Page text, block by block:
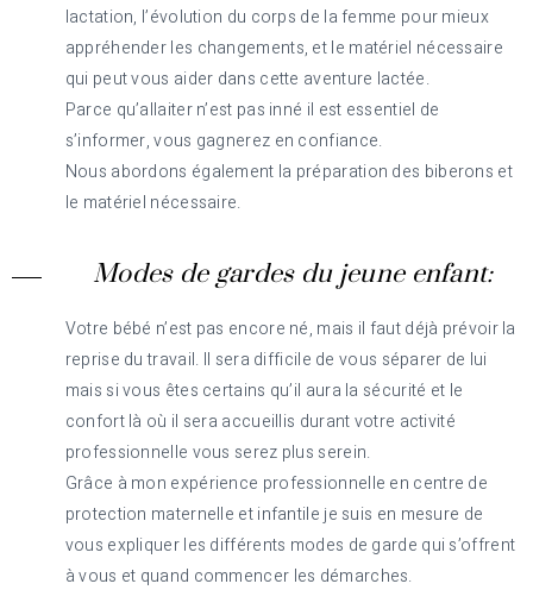
lactation, l’évolution du corps de la femme pour mieux
appréhender les changements, et le matériel nécessaire
qui peut vous aider dans cette aventure lactée.
Parce qu’allaiter n’est pas inné il est essentiel de
s’informer, vous gagnerez en confiance.
Nous abordons également la préparation des biberons et
le matériel nécessaire.
Modes de gardes du jeune enfant:
Votre bébé n’est pas encore né, mais il faut déjà prévoir la
reprise du travail. Il sera difficile de vous séparer de lui
mais si vous êtes certains qu’il aura la sécurité et le
confort là où il sera accueillis durant votre activité
professionnelle vous serez plus serein.
Grâce à mon expérience professionnelle en centre de
protection maternelle et infantile je suis en mesure de
vous expliquer les différents modes de garde qui s’offrent
à vous et quand commencer les démarches.